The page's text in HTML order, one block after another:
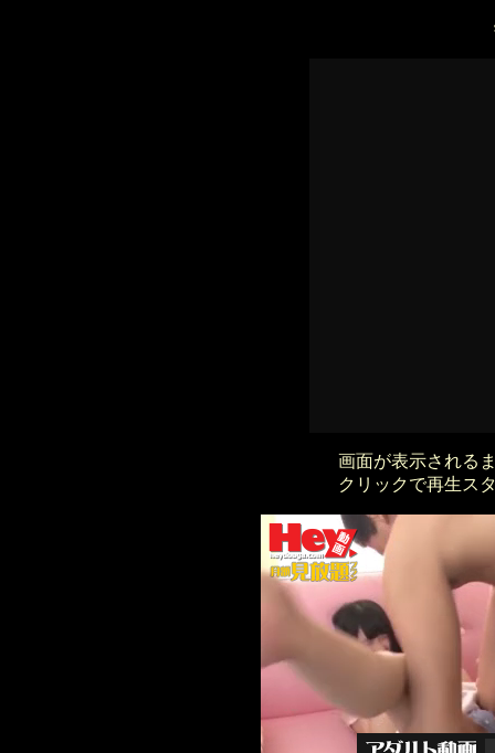
画面が表示される
クリックで再生ス